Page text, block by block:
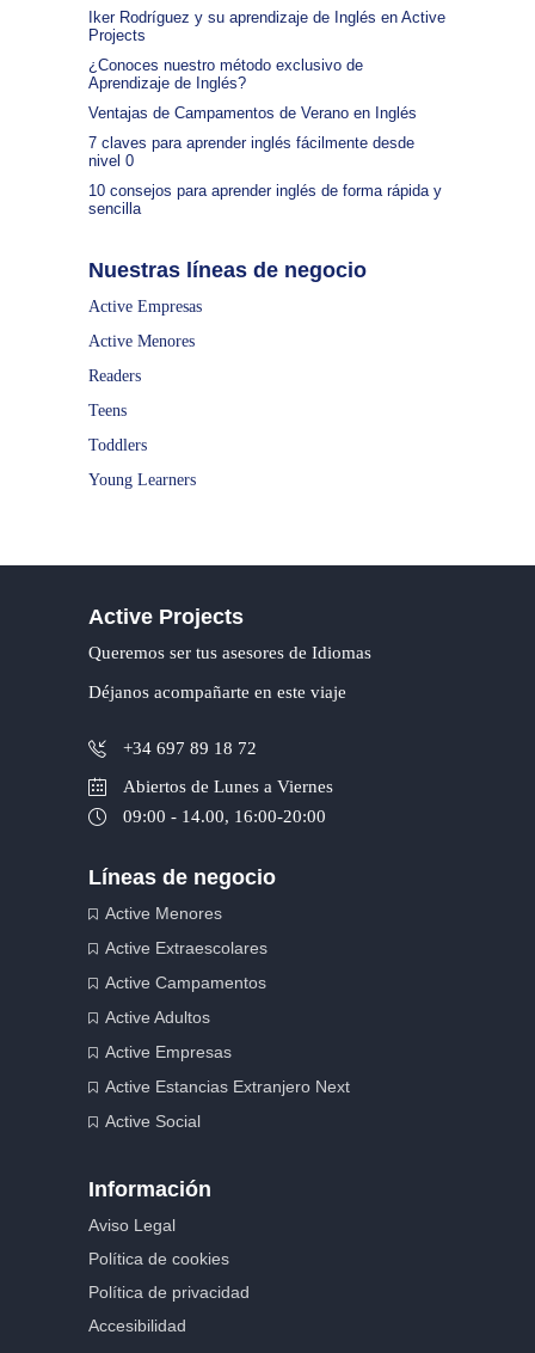
Iker Rodríguez y su aprendizaje de Inglés en Active
Projects
¿Conoces nuestro método exclusivo de
Aprendizaje de Inglés?
Ventajas de Campamentos de Verano en Inglés
7 claves para aprender inglés fácilmente desde
nivel 0
10 consejos para aprender inglés de forma rápida y
sencilla
Nuestras líneas de negocio
Active Empresas
Active Menores
Readers
Teens
Toddlers
Young Learners
Active Projects
Queremos ser tus asesores de Idiomas
Déjanos acompañarte en este viaje
+34 697 89 18 72
Abiertos de Lunes a Viernes
09:00 - 14.00, 16:00-20:00
Líneas de negocio
Active Menores
Active Extraescolares
Active Campamentos
Active Adultos
Active Empresas
Active Estancias Extranjero Next
Active Social
Información
Aviso Legal
Política de cookies
Política de privacidad
Accesibilidad